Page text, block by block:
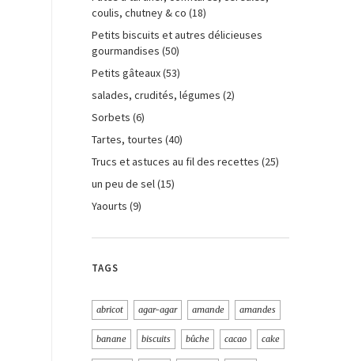
coulis, chutney & co (18)
Petits biscuits et autres délicieuses
gourmandises (50)
Petits gâteaux(53)
salades, crudités, légumes (2)
Sorbets (6)
Tartes, tourtes (40)
Trucs et astuces au fil des recettes (25)
un peu de sel(15)
Yaourts (9)
TAGS
abricot agar-agar amande amandes
banane biscuits bûche cacao cake